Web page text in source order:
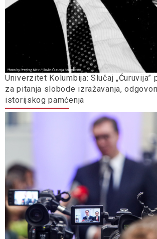
Univerzitet Kolumbija: Slučaj „Ćuruvija”
za pitanja slobode izražavanja,
istorijskog pamćenja